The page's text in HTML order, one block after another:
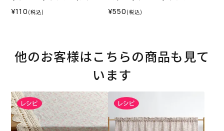
ピ）
¥110 (税込)
（レシピ）
¥550 (税込)
他のお客様はこちらの商品も見て
います